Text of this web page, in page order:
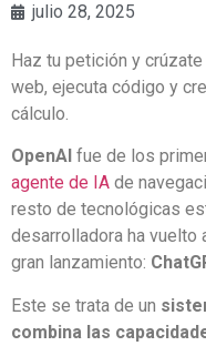
julio 28, 2025
Haz tu petición y
web, ejecuta código y
cálculo.
OpenAI fue de los
agente de IA de
resto de tecnológicas
desarrolladora ha vuelto
gran lanzamiento:
Este se trata de un
combina las